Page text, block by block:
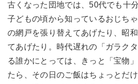
古くなった団地では、50代でも十分
子どもの頃から知っているおじち
の網戸を張り替えてあげたり、昭
てあげたり。時代遅れの「ガラク
る誰かにとっては、きっと「宝物
たら、その日のご飯はちょっとだ